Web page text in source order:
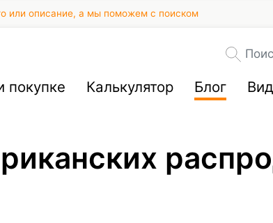
или описание, а мы поможем с поиском
покупке Калькулятор Блог